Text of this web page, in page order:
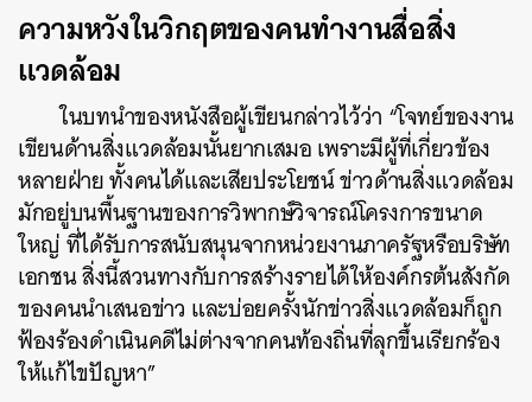
ความหวังในวิกฤตของคนทำงานสื่อสิ่ง
แวดล้อม
ในบทนำของหนังสือผู้เขียนกล่าวไว้ว่า “โจทย์ของงาน
เขียนด้านสิ่งแวดล้อมนั้นยากเสมอ เพราะมีผู้ที่เกี่ยวข้อง
หลายฝ่าย ทั้งคนได้และเสียประโยชน์ ข่าวด้านสิ่งแวดล้อม
มักอยู่บนพื้นฐานของการวิพากษ์วิจารณ์โครงการขนาด
ใหญ่ ที่ได้รับการสนับสนุนจากหน่วยงานภาครัฐหรือบริษัท
เอกชน สิ่งนี้สวนทางกับการสร้างรายได้ให้องค์กรต้นสังกัด
ของคนนำเสนอข่าว และบ่อยครั้งนักข่าวสิ่งแวดล้อมก็ถูก
ฟ้องร้องดำเนินคดีไม่ต่างจากคนท้องถิ่นที่ลุกขึ้นเรียกร้อง
ให้แก้ไขปัญหา”